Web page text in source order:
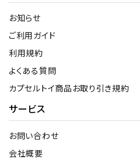
お知らせ
ご利用ガイド
利用規約
よくある質問
カプセルトイ商品お取り引き規約
サービス
お問い合わせ
会社概要